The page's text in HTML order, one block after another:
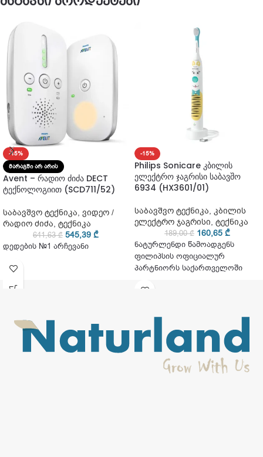
-15%
ᲛᲐᲠᲐᲒᲨᲘ ᲐᲠ ᲐᲠᲘᲡ
Avent – რადიო ძიძა DECT
ტექნოლოგიით (SCD711/52)
საბავშვო ტექნიკა, ვიდეო /
რადიო ძიძა, ტექნიკა
641,63₾ 545,39 ₾
დედების №1 არჩევანი
-15%
Philips Sonicare კბილის
ელექტრო ჯაგრისი საბავშო
6934 (HX3601/01)
საბავშვო ტექნიკა, კბილის
ელექტრო ჯაგრისი, ტექნიკა
189,00₾ 160,65 ₾
ნატურლენდი წამოადგენს
ფილიპსის ოფიციალურ
პარტნიორს საქართველოში